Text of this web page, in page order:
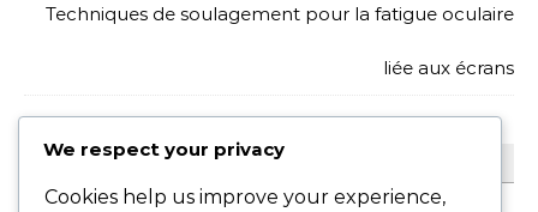
Techniques de soulagement pour la fatigue oculaire
liée aux écrans
ARCHIVES
We respect your privacy
Cookies help us improve your experience,